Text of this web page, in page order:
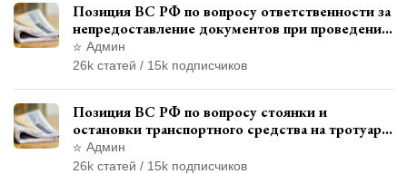
Позиция ВС РФ по вопросу ответственности за
непредоставление документов при проведении
контроля и надзора
Админ
26k статей / 15k подписчиков
Позиция ВС РФ по вопросу стоянки и
остановки транспортного средства на тротуаре
и квалификации административного
правонарушения
Админ
26k статей / 15k подписчиков